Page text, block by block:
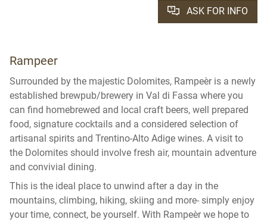
ASK FOR INFO
Rampeer
Surrounded by the majestic Dolomites, Rampeèr is a newly
established brewpub/brewery in Val di Fassa where you
can find homebrewed and local craft beers, well prepared
food, signature cocktails and a considered selection of
artisanal spirits and Trentino-Alto Adige wines. A visit to
the Dolomites should involve fresh air, mountain adventure
and convivial dining.
This is the ideal place to unwind after a day in the
mountains, climbing, hiking, skiing and more- simply enjoy
your time, connect, be yourself. With Rampeèr we hope to